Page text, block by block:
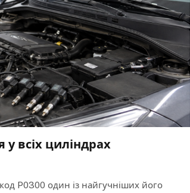
всіх циліндрах
P0300 один із найгучніших його